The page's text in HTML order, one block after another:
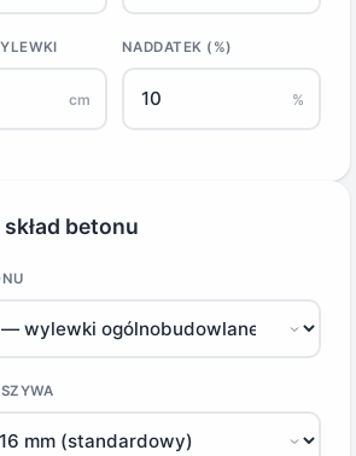
cm
NADDATEK (%)
%
skład betonu